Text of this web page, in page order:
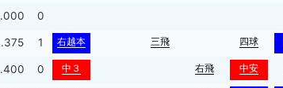
.000 0
.375 1 右越本 三飛 四球
.400 0 中３ 右飛 中安